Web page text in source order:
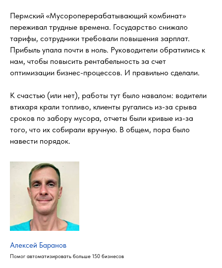
Пермский «Мусороперерабатывающий комбинат»
переживал трудные времена. Государство снижало
тарифы, сотрудники требовали повышения зарплат.
Прибыль упала почти в ноль. Руководители обратились к
нам, чтобы повысить рентабельность за счет
оптимизации бизнес-процессов. И правильно сделали.
К счастью (или нет), работы тут было навалом: водители
втихаря крали топливо, клиенты ругались из-за срыва
сроков по забору мусора, отчеты были кривые из-за
того, что их собирали вручную. В общем, пора было
навести порядок.
Алексей Баранов
Помог автоматизировать больше 150 бизнесов